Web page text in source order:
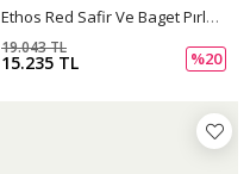
Ethos Red Safir Ve Baget Pırlanta Taşlı Beyaz Altın Tek Küpe
15.235 TL
19.043 TL
%20